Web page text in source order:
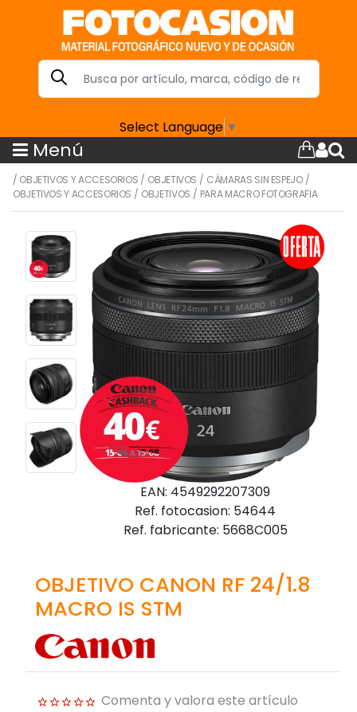
Select Language ▼
Menú
/ OBJETIVOS Y ACCESORIOS / OBJETIVOS / CÁMARAS SIN ESPEJO /
OBJETIVOS Y ACCESORIOS / OBJETIVOS / PARA MACRO FOTOGRAFIA
EAN: 4549292207309
Ref. fotocasion: 54644
Ref. fabricante: 5668C005
OBJETIVO CANON RF 24/1.8
MACRO IS STM
Comenta y valora este artículo